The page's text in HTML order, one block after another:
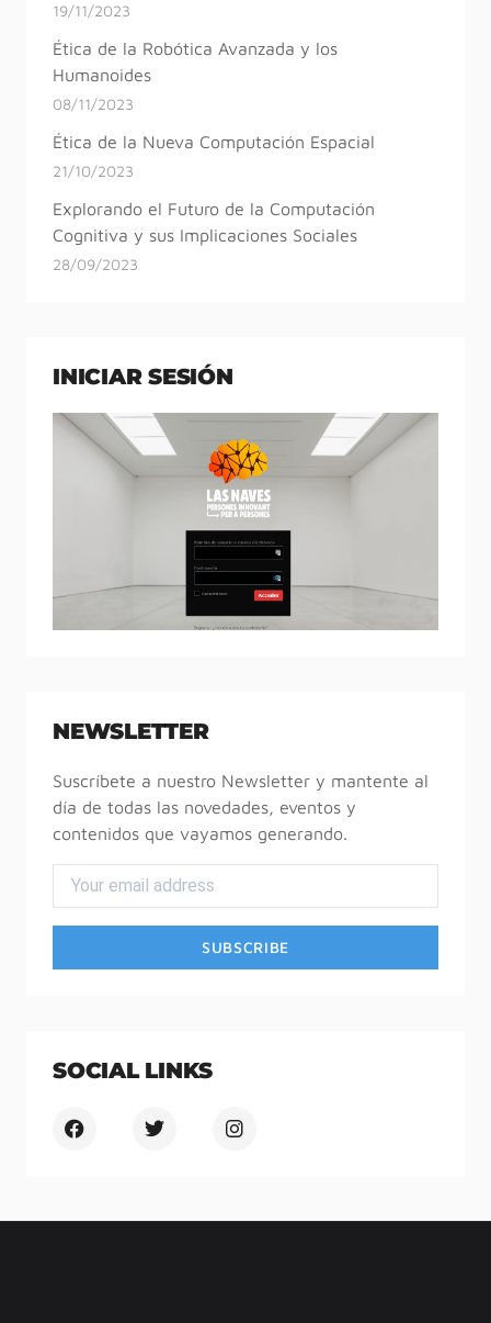
19/11/2023
Ética de la Robótica Avanzada y los
Humanoides
08/11/2023
Ética de la Nueva Computación Espacial
21/10/2023
Explorando el Futuro de la Computación
Cognitiva y sus Implicaciones Sociales
28/09/2023
INICIAR SESIÓN
NEWSLETTER
Suscríbete a nuestro Newsletter y mantente al
día de todas las novedades, eventos y
contenidos que vayamos generando.
SOCIAL LINKS